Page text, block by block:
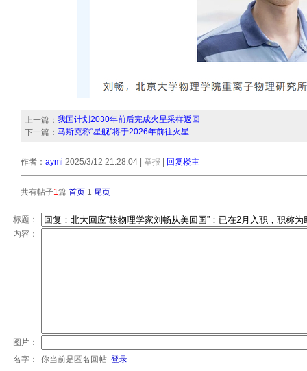
上一篇： 我国计划2030年前后完成火星采样返回
下一篇： 马斯克称“星舰”将于2026年前往火星
作者： aymi 2025/3/12 21:28:04 举报 回复楼主
共有帖子1篇 首页 1 尾页
标题：
内容：
图片：
名字：
你当前是匿名回帖 登录